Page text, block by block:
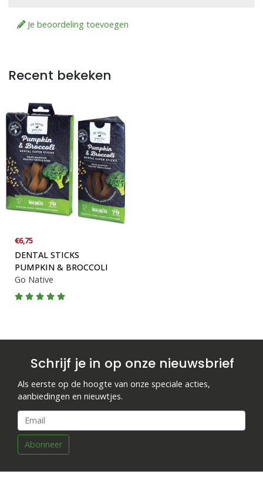
Je beoordeling toevoegen
Recent bekeken
€6,75
DENTAL STICKS
PUMPKIN & BROCCOLI
Go Native
Schrijf je in op onze nieuwsbrief
Als eerste op de hoogte van onze speciale acties,
aanbiedingen en nieuwtjes.
Abonneer